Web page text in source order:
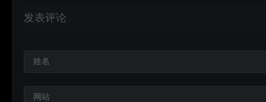
发表评论
姓名
网站